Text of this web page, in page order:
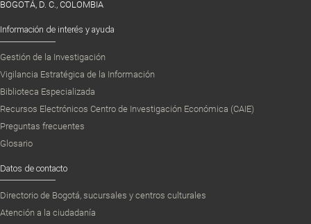
BOGOTÁ, D. C., COLOMBIA
Información de interés y ayuda
Gestión de la Investigación
Vigilancia Estratégica de la Información
Biblioteca Especializada
Recursos Electrónicos Centro de Investigación Económica (CAIE)
Preguntas frecuentes
Glosario
Datos de contacto
Directorio de Bogotá, sucursales y centros culturales
Atención a la ciudadanía